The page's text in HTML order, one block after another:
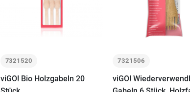
7321520
viGO! Bio Holzgabeln 20
7321506
viGO!